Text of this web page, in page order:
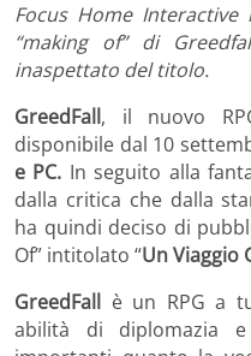
Focus Home
“making of” di
inaspettato del titolo.
GreedFall, il nuovo
disponibile dal 10
e PC. In seguito alla
dalla critica che dalla
ha quindi deciso di
Of” intitolato “Un Viaggio
GreedFall è un RPG a
abilità di diplomazia